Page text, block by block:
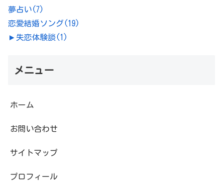
夢占い(7)
恋愛結婚ソング(19)
► 失恋体験談(1)
メニュー
ホーム
お問い合わせ
サイトマップ
プロフィール